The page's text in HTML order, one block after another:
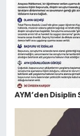
AYM’den Disiplin